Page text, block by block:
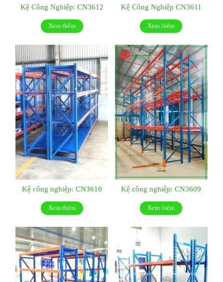
Kệ Công Nghiệp: CN3612
Xem thêm
Kệ Công Nghiệp CN3611
Xem thêm
Kệ công nghiệp: CN3610
Xem thêm
Kệ công nghiệp: CN3609
Xem thêm